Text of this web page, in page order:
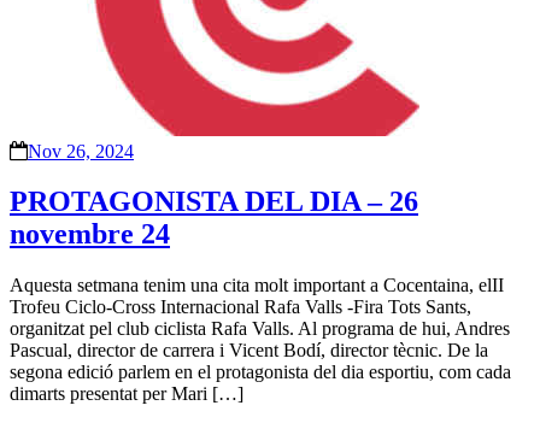
Nov 26, 2024
PROTAGONISTA DEL DIA – 26
novembre 24
Aquesta setmana tenim una cita molt important a Cocentaina, elII
Trofeu Ciclo-Cross Internacional Rafa Valls -Fira Tots Sants,
organitzat pel club ciclista Rafa Valls. Al programa de hui, Andres
Pascual, director de carrera i Vicent Bodí, director tècnic. De la
segona edició parlem en el protagonista del dia esportiu, com cada
dimarts presentat per Mari […]